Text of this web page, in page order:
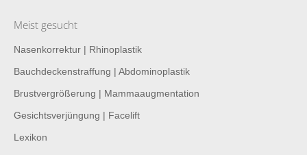
Meist gesucht
Nasenkorrektur | Rhinoplastik
Bauchdeckenstraffung | Abdominoplastik
Brustvergrößerung | Mammaaugmentation
Gesichtsverjüngung | Facelift
Lexikon